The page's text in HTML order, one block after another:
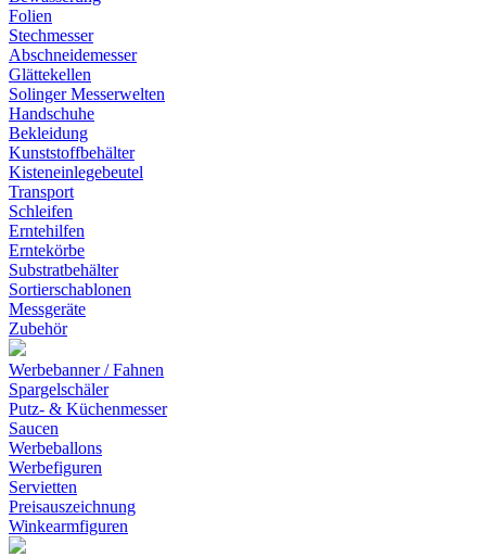
Folien
Stechmesser
Abschneidemesser
Glättekellen
Solinger Messerwelten
Handschuhe
Bekleidung
Kunststoffbehälter
Kisteneinlegebeutel
Transport
Schleifen
Erntehilfen
Erntekörbe
Substratbehälter
Sortierschablonen
Messgeräte
Zubehör
Werbebanner / Fahnen
Spargelschäler
Putz- & Küchenmesser
Saucen
Werbeballons
Werbefiguren
Servietten
Preisauszeichnung
Winkearmfiguren